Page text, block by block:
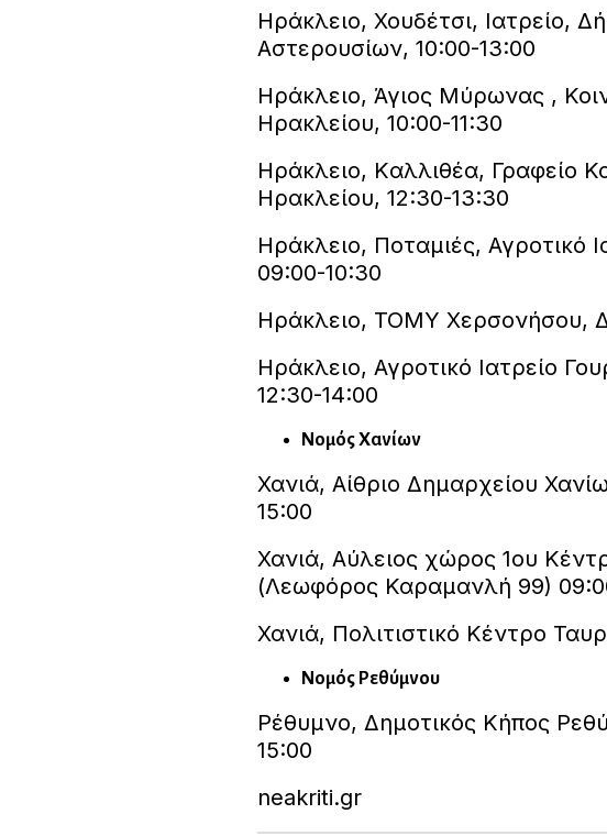
Ηράκλειο, Χουδέτσι, Ιατρείο,
Αστερουσίων, 10:00-13:00
Ηράκλειο, Άγιος Μύρωνας ,
Ηρακλείου, 10:00-11:30
Ηράκλειο, Kαλλιθέα, Γραφείο
Ηρακλείου, 12:30-13:30
Ηράκλειο, Ποταμιές, Αγροτικό
09:00-10:30
Ηράκλειο, ΤΟΜΥ Χερσονήσου,
Ηράκλειο, Αγροτικό Ιατρείο
12:30-14:00
Νομός Χανίων
Χανιά, Αίθριο Δημαρχείου
15:00
Χανιά, Αύλειος χώρος 1ου
(Λεωφόρος Καραμανλή 99)
Χανιά, Πολιτιστικό Κέντρο
Νομός Ρεθύμνου
Ρέθυμνο, Δημοτικός Κήπος
15:00
neakriti.gr